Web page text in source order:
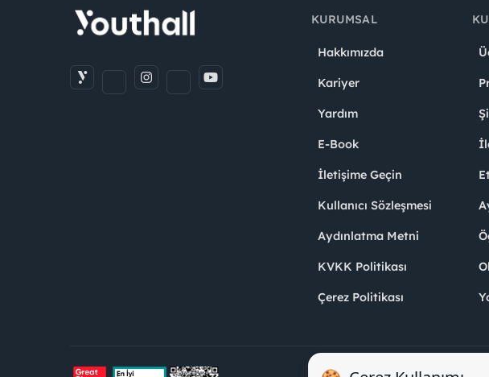
KURUMSAL
Hakkımızda
Kariyer
Yardım
E-Book
İletişime Geçin
Kullanıcı Sözleşmesi
Aydınlatma Metni
KVKK Politikası
Çerez Politikası